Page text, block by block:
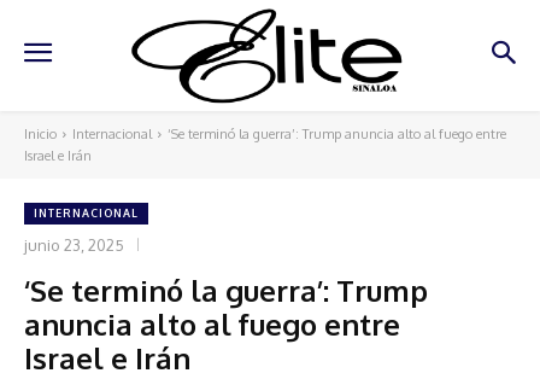
Inicio Internacional
‘Se terminó la guerra’: Trump anuncia alto al fuego entre
Israel e Irán
INTERNACIONAL
junio 23, 2025
‘Se terminó la guerra’: Trump
anuncia alto al fuego entre
Israel e Irán